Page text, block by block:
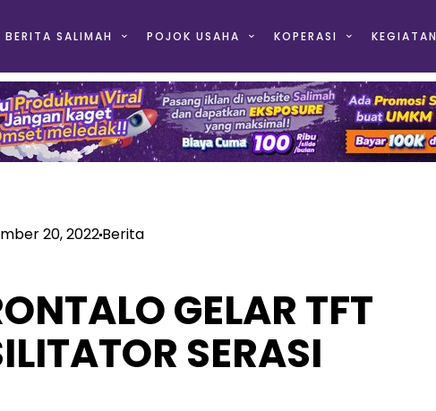
BERITA SALIMAH POJOK USAHA KOPERASI KEGIATAN
20, 2022Berita
GELAR TFT
SERASI